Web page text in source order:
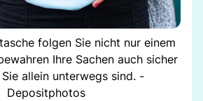
folgen Sie nicht nur einem
Ihre Sachen auch sicher
allein unterwegs sind. -
Depositphotos